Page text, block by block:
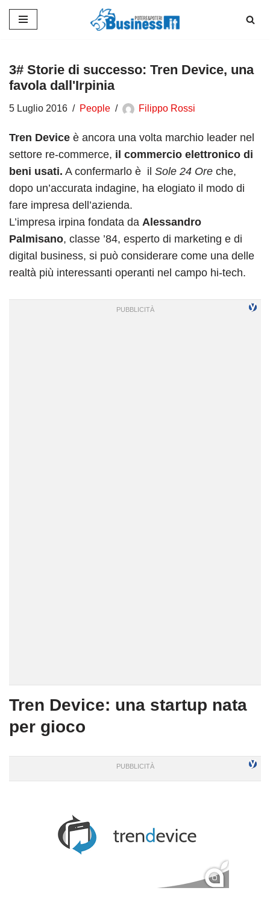
contenuto
3# Storie di successo: Tren Device, una
favola dall'Irpinia
5 Luglio 2016 People Filippo Rossi
Tren Device è ancora una volta marchio leader nel
settore re-commerce, il commercio elettronico di
beni usati. A confermarlo è il Sole 24 Ore che,
dopo un’accurata indagine, ha elogiato il modo di
fare impresa dell’azienda.
L’impresa irpina fondata da Alessandro
Palmisano, classe ’84, esperto di marketing e di
digital business, si può considerare come una delle
realtà più interessanti operanti nel campo hi-tech.
Tren Device: una startup nata
per gioco